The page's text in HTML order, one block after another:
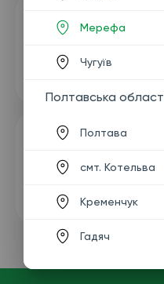
Мерефа
Чугуїв
Полтавська
Полтава
смт. Котельва
Кременчук
Гадяч